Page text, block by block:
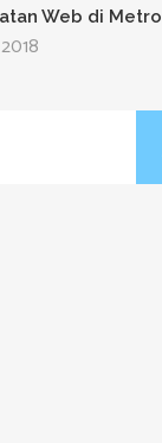
Web di Metro